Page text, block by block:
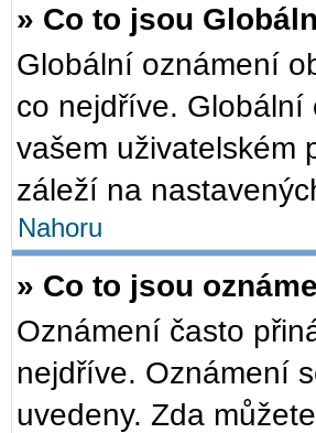
» Co to jsou
Globální oznámení
co nejdříve.
vašem uživatelském
záleží na
Nahoru
» Co to jsou
Oznámení často
nejdříve. Oznámení
uvedeny. Zda